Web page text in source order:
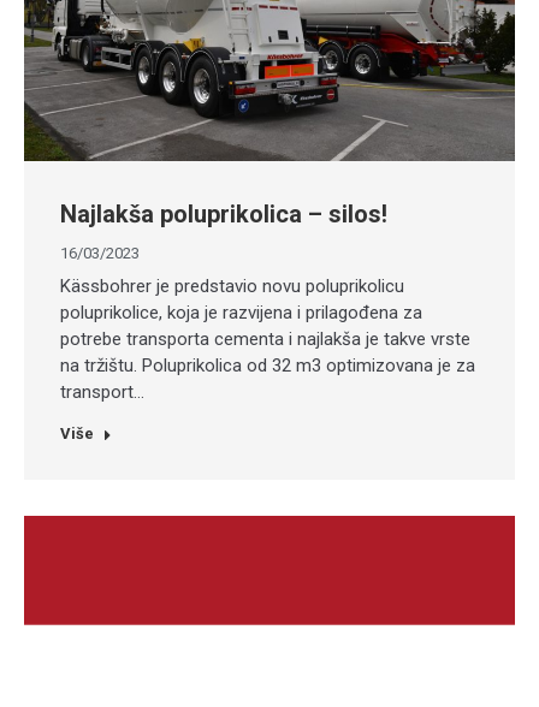
Najlakša poluprikolica – silos!
16/03/2023
Kässbohrer je predstavio novu poluprikolicu
poluprikolice, koja je razvijena i prilagođena za
potrebe transporta cementa i najlakša je takve vrste
na tržištu. Poluprikolica od 32 m3 optimizovana je za
transport…
Više